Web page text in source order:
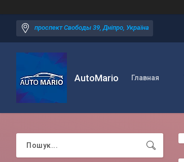
проспект Свободы 39, Дніпро, Україна
AutoMario Главная